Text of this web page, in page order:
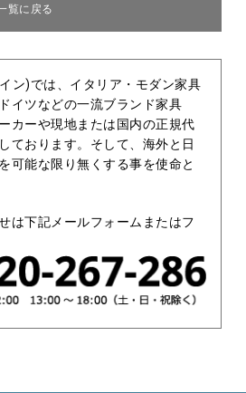
覧に戻る
イン)では、イタリア・モダン家具
イツなどの一流ブランド家具
カーや現地または国内の正規代
ております。そして、海外と日
可能な限り無くする事を使命と
は下記メールフォームまたはフ